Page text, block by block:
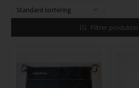
Filtrer produkter